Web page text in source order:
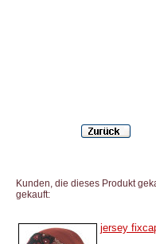
Kunden, die dieses Produkt
gekauft:
jersey